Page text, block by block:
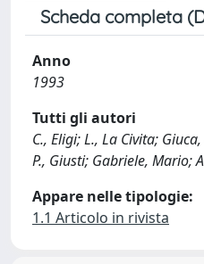
Scheda completa
Anno
1993
Tutti gli autori
C., Eligi; L., La Civita;
P., Giusti; Gabriele, Mario;
Appare nelle tipologie:
1.1 Articolo in rivista